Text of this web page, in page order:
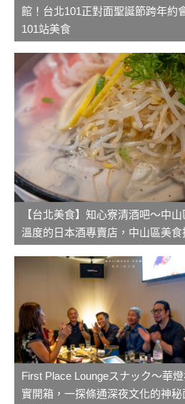
館！台北101正對面聖誕節跨年約
101站美食
【台北美食】知心寮清酒吧～中
溫度的日本酒專賣店，中山區美食
First Place Loungeスナック～華
實開箱，一探條通深夜文化的神